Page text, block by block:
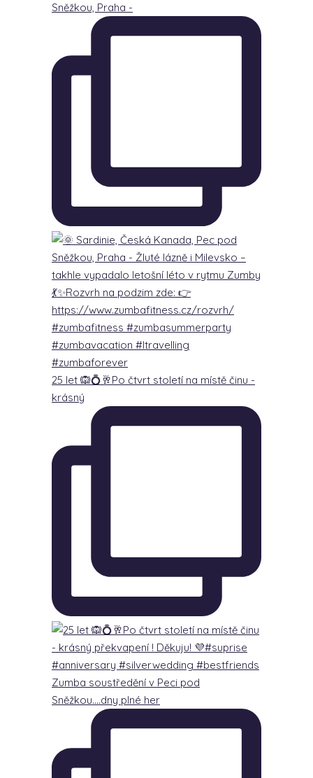
Sněžkou, Praha -
25 let 🙉💍🥂Po čtvrt století na místě činu -
krásný
Zumba soustředění v Peci pod
Sněžkou….dny plné her